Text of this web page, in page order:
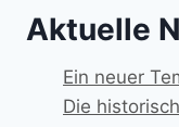
Aktuelle
Ein neuer
Die